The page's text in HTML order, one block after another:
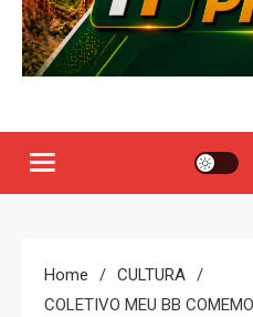
Home
CULTURA
COLETIVO MEU BB